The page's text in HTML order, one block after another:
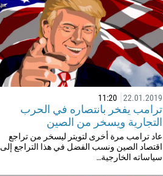
22.01.2019
11:20
ترامب يفخر بانتصاره في الحرب
التجارية ويسخر من الصين
عاد ترامب مرة أخرى لتويتر ليسخر من تراجع
اقتصاد الصين ونسب الفضل في هذا التراجع إلى
سياساته الخارجية…